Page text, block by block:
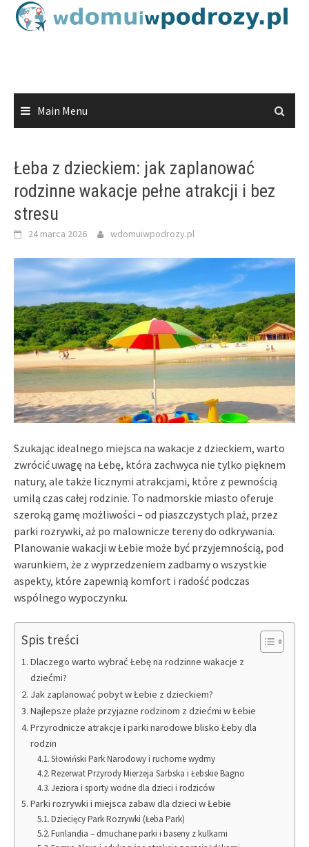
Skip
Main Menu
Łeba z dzieckiem: jak zaplanować
rodzinne wakacje pełne atrakcji i bez
stresu
24 marca 2026 wdomuiwpodrozy.pl
Szukając idealnego miejsca na wakacje z dzieckiem, warto
zwrócić uwagę na Łebę, która zachwyca nie tylko pięknem
natury, ale także licznymi atrakcjami, które z pewnością
umilą czas całej rodzinie. To nadmorskie miasto oferuje
szeroką gamę możliwości – od piaszczystych plaż, przez
parki rozrywki, aż po malownicze tereny do odkrywania.
Planowanie wakacji w Łebie może być przyjemnością, pod
warunkiem, że z wyprzedzeniem zadbamy o wszystkie
aspekty, które zapewnią komfort i radość podczas
wspólnego wypoczynku.
Spis treści
Dlaczego warto wybrać Łebę na rodzinne wakacje z
dziećmi?
Jak zaplanować pobyt w Łebie z dzieckiem?
Najlepsze plaże przyjazne rodzinom z dziećmi w Łebie
Przyrodnicze atrakcje i parki narodowe blisko Łeby dla
rodzin
Słowiński Park Narodowy i ruchome wydmy
Rezerwat Przyrody Mierzeja Sarbska i Łebskie Bagno
Jeziora i sporty wodne dla dzieci i rodziców
Parki rozrywki i miejsca zabaw dla dzieci w Łebie
Dziecięcy Park Rozrywki (Łeba Park)
Funlandia – dmuchane parki i baseny z kulkami